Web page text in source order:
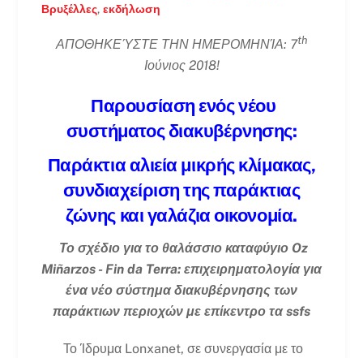
Βρυξέλλες, εκδήλωση
ΑΠΟΘΗΚΕΎΣΤΕ ΤΗΝ ΗΜΕΡΟΜΗΝΊΑ: 7th
Ιούνιος 2018!
Παρουσίαση ενός νέου
συστήματος διακυβέρνησης:
Παράκτια αλιεία μικρής κλίμακας,
συνδιαχείριση της παράκτιας
ζώνης και γαλάζια οικονομία.
Το σχέδιο για το θαλάσσιο καταφύγιο Oz
Miñarzos - Fin da Terra: επιχειρηματολογία για
ένα νέο σύστημα διακυβέρνησης των
παράκτιων περιοχών με επίκεντρο τα ssfs
Το Ίδρυμα Lonxanet, σε συνεργασία με το